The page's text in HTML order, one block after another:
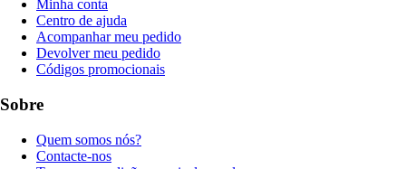
Minha conta
Centro de ajuda
Acompanhar meu pedido
Devolver meu pedido
Códigos promocionais
Sobre
Quem somos nós?
Contacte-nos